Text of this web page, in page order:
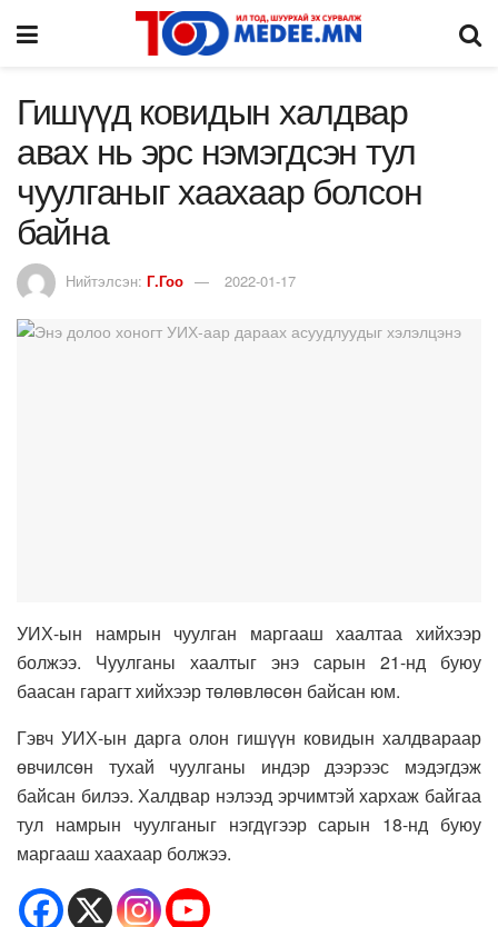
Гишүүд ковидын халдвар
авах нь эрс нэмэгдсэн тул
чуулганыг хаахаар болсон
байна
Нийтэлсэн: Г.Гоо 2022-01-17
УИХ-ын намрын чуулган маргааш хаалтаа хийхээр
болжээ. Чуулганы хаалтыг энэ сарын 21-нд буюу
баасан гарагт хийхээр төлөвлөсөн байсан юм.
Гэвч УИХ-ын дарга олон гишүүн ковидын халдвараар
өвчилсөн тухай чуулганы индэр дээрээс мэдэгдэж
байсан билээ. Халдвар нэлээд эрчимтэй хархаж байгаа
тул намрын чуулганыг нэгдүгээр сарын 18-нд буюу
маргааш хаахаар болжээ.